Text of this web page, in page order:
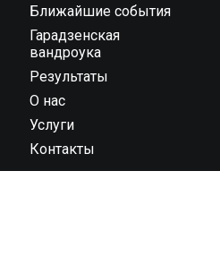
Ближайшие события
Гарадзенская
вандроука
Результаты
О нас
Услуги
Контакты